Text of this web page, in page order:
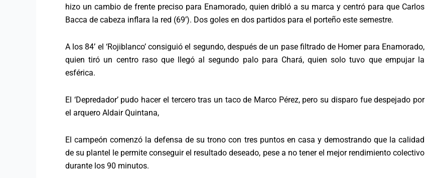
hizo un cambio de frente preciso para Enamorado, quien dribló a su marca y centró para que Carlos
Bacca de cabeza inflara la red (69’). Dos goles en dos partidos para el porteño este semestre.
A los 84’ el ‘Rojiblanco’ consiguió el segundo, después de un pase filtrado de Homer para Enamorado,
quien tiró un centro raso que llegó al segundo palo para Chará, quien solo tuvo que empujar la
esférica.
El ‘Depredador’ pudo hacer el tercero tras un taco de Marco Pérez, pero su disparo fue despejado por
el arquero Aldair Quintana,
El campeón comenzó la defensa de su trono con tres puntos en casa y demostrando que la calidad
de su plantel le permite conseguir el resultado deseado, pese a no tener el mejor rendimiento colectivo
durante los 90 minutos.